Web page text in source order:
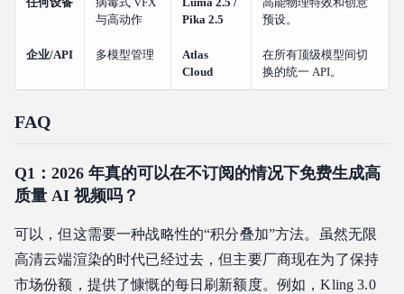
与高动作
Pika 2.5
预设。
企业/API 多模型管理
Atlas
Cloud
在所有顶级模型间切
换的统一 API。
FAQ
Q1：2026 年真的可以在不订阅的情况下免费生成高
质量 AI 视频吗？
可以，但这需要一种战略性的“积分叠加”方法。虽然无限
高清云端渲染的时代已经过去，但主要厂商现在为了保持
市场份额，提供了慷慨的每日刷新额度。例如，Kling 3.0